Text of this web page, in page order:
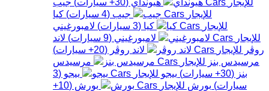
جيب (
4 سيارات) كيا
كيا (
3 سيارات) لامبورغيني
لامبورغيني (
9 سيارات) لاند
روڤر
لاند روڤر (
20+ سيارات)
مرسيدس بنز
مرسيدس
بنز (
30+ سيارات) بيجو بيجو (
3
سيارات) بورش بورش (
10+